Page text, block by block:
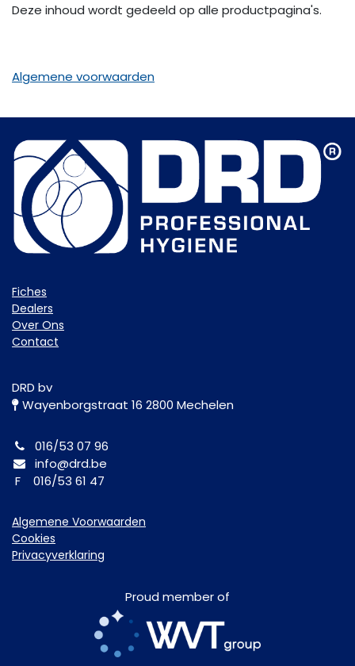
Deze inhoud wordt gedeeld op alle productpagina's.
Algemene voorwaarden
Fiche​s
Dealers
Over Ons
Contact
DRD bv
Wayenborgstraat 16 2800 Mechelen
016/53 07 96
info@drd.be
F 016/53 61 47
Algemene Voorwaarden
Cookies
Privacyverklaring
Proud member of